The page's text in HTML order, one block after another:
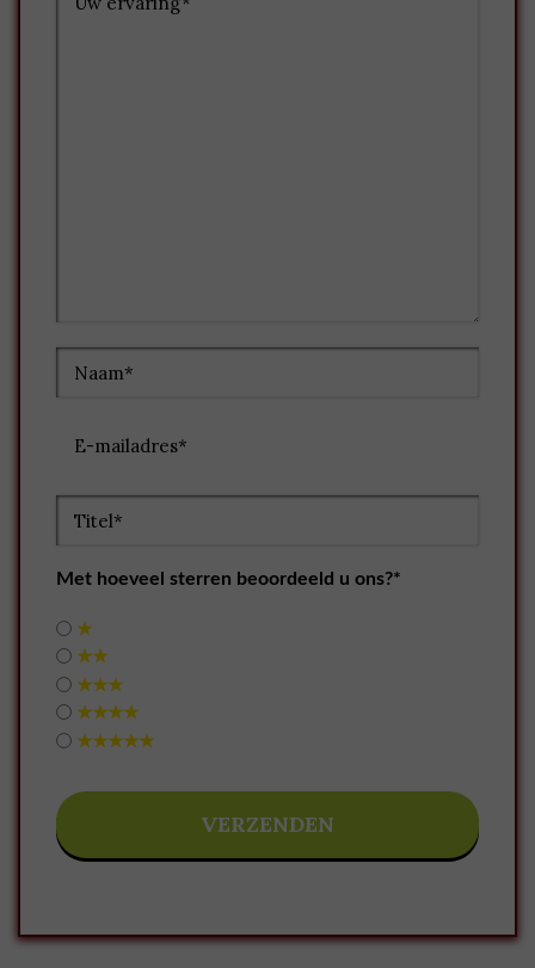
Met hoeveel sterren beoordeeld u ons?*
★
★★
★★★
★★★★
★★★★★